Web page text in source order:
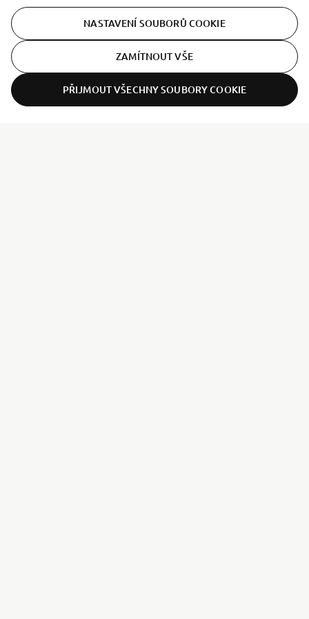
abyste se dozvěděli více o souborech cookies, které
používáme a o tom, jak je používáme.
NASTAVENÍ SOUBORŮ COOKIE
ZAMÍTNOUT VŠE
PŘIJMOUT VŠECHNY SOUBORY COOKIE